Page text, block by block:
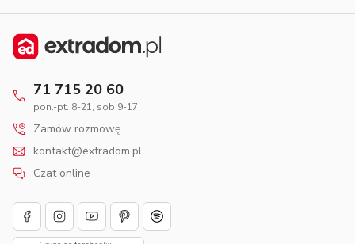
71 715 20 60
pon.-pt. 8-21, sob 9-17
Zamów rozmowę
kontakt@extradom.pl
Czat online